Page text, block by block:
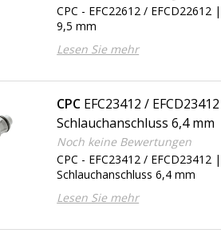
CPC - EFC22612 /
9,5 mm
Lesen Sie mehr
CPC EFC23412 /
Schlauchanschluss 6,4 mm
Noch keine Bewertungen
CPC - EFC23412 /
Schlauchanschluss 6,4 mm
Lesen Sie mehr